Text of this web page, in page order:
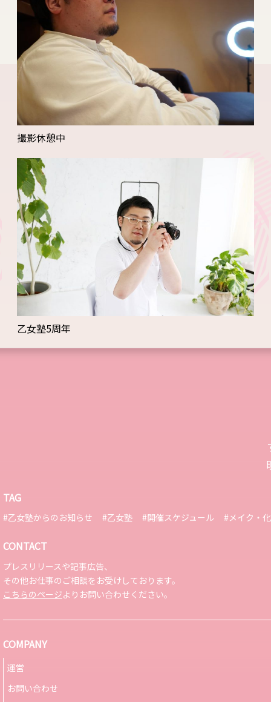
撮影休憩中
乙女塾5周年
TAG
#乙女塾からのお知らせ #乙女塾 #開催スケジュール #メイク・
CONTACT
プレスリリースや記事広告、
その他お仕事のご相談をお受けしております。
こちらのページよりお問い合わせください。
COMPANY
運営
お問い合わせ